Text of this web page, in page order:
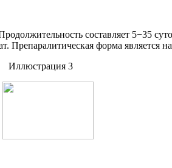
составляет 5−35
Препаралитическая форма является